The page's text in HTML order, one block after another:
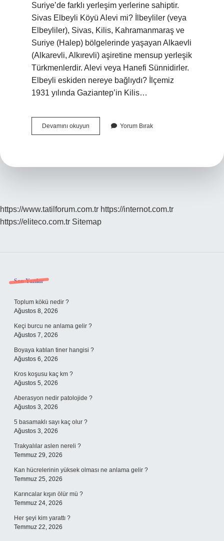
Suriye’de farklı yerleşim yerlerine sahiptir.
Sivas Elbeyli Köyü Alevi mi? İlbeyliler (veya
Elbeyliler), Sivas, Kilis, Kahramanmaraş ve
Suriye (Halep) bölgelerinde yaşayan Alkaevli
(Alkarevli, Alkırevli) aşiretine mensup yerleşik
Türkmenlerdir. Alevi veya Hanefi Sünnidirler.
Elbeyli eskiden nereye bağlıydı? İlçemiz
1931 yılında Gaziantep’in Kilis…
Devamını okuyun
Ilbeyliler
Yorum Bırak
https://www.tatilforum.com.tr https://internot.com.tr
https://eliteco.com.tr Sitemap
Sidebar
Son Yazılar
Toplum kökü nedir ?
Ağustos 8, 2026
Keçi burcu ne anlama gelir ?
Ağustos 7, 2026
Boyaya katılan tiner hangisi ?
Ağustos 6, 2026
Kros koşusu kaç km ?
Ağustos 5, 2026
Aberasyon nedir patolojide ?
Ağustos 3, 2026
5 basamaklı sayı kaç olur ?
Ağustos 3, 2026
Trakyalılar aslen nereli ?
Temmuz 29, 2026
Kan hücrelerinin yüksek olması ne anlama gelir ?
Temmuz 25, 2026
Karıncalar kışın ölür mü ?
Temmuz 24, 2026
Her şeyi kim yarattı ?
Temmuz 22, 2026